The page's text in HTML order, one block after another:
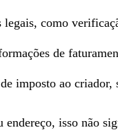
como
de
imposto ao criador,
endereço, isso não